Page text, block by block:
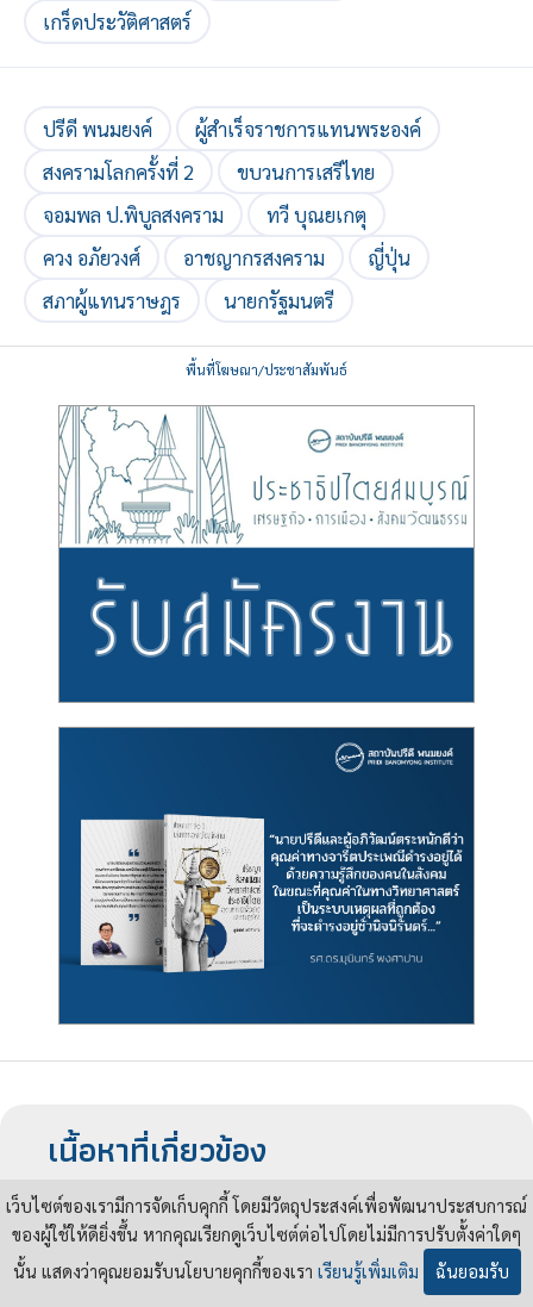
เกร็ดประวัติศาสตร์
ปรีดี พนมยงค์
ผู้สำเร็จราชการแทนพระองค์
สงครามโลกครั้งที่ 2
ขบวนการเสรีไทย
จอมพล ป.พิบูลสงคราม
ทวี บุณยเกตุ
ควง อภัยวงศ์
อาชญากรสงคราม
ญี่ปุ่น
สภาผู้แทนราษฎร
นายกรัฐมนตรี
พื้นที่โฆษณา/ประชาสัมพันธ์
เนื้อหาที่เกี่ยวข้อง
หลักฐานใหม่ว่าด้วยผู้รับผิดชอบ การ
จัดทำพระบรมรูปทั้ง ๖ ณ ตึกคณะ
ราษฎร์
เว็บไซต์ของเรามีการจัดเก็บคุกกี้ โดยมีวัตถุประสงค์เพื่อพัฒนาประสบการณ์
ของผู้ใช้ให้ดียิ่งขึ้น หากคุณเรียกดูเว็บไซต์ต่อไปโดยไม่มีการปรับตั้งค่าใดๆ
นั้น แสดงว่าคุณยอมรับนโยบายคุกกี้ของเรา เรียนรู้เพิ่มเติม ฉันยอมรับ